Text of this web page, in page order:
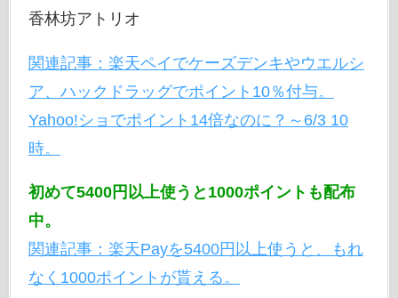
香林坊アトリオ
関連記事：楽天ペイでケーズデンキやウエルシ
ア、ハックドラッグでポイント10％付与。
Yahoo!ショでポイント14倍なのに？～6/3 10
時。
初めて5400円以上使うと1000ポイントも配布
中。
関連記事：楽天Payを5400円以上使うと、もれ
なく1000ポイントが貰える。